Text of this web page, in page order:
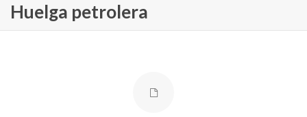
Huelga petrolera